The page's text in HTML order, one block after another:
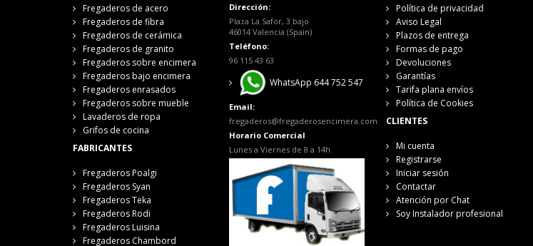
Fregaderos de acero
Fregaderos de fibra
Fregaderos de cerámica
Fregaderos de granito
Fregaderos sobre encimera
Fregaderos bajo encimera
Fregaderos enrasados
Fregaderos sobre mueble
Lavaderos de ropa
Grifos de cocina
FABRICANTES
Fregaderos Poalgi
Fregaderos Syan
Fregaderos Teka
Fregaderos Rodi
Fregaderos Luisina
Fregaderos Chambord
Dirección:
Plaza La Safor, 3 bajo
46014 Valencia (Spain)
Teléfono:
96 115 43 63
WhatsApp 644 752 547
Email:
fregaderos@fregaderosencimera.com
Horario Comercial
Lunes a Viernes de 8 a 14h.
Política de privacidad
Aviso Legal
Plazos de entrega
Formas de pago
Devoluciones
Garantías
Tarifa plana envíos
Política de Cookies
CLIENTES
Mi cuenta
Registrarse
Iniciar sesión
Contactar
Atención por Chat
Soy Instalador profesional